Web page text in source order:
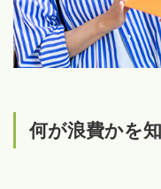
何が浪費かを